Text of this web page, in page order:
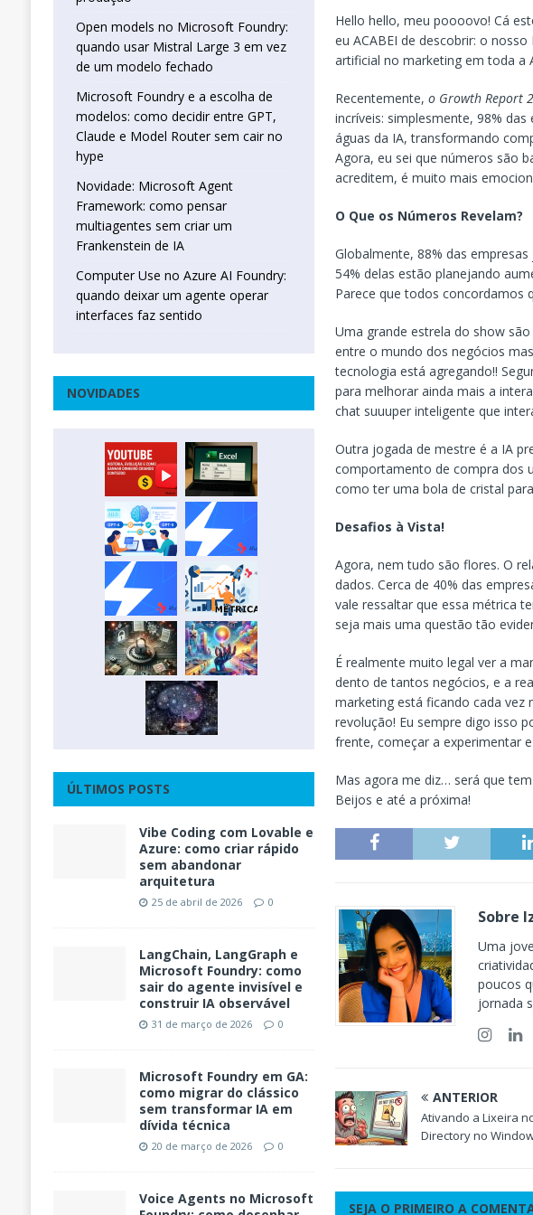
Hello hello, meu poooovo! Cá
eu ACABEI de descobrir: o
artificial no marketing em toda a
Recentemente,o Growth Report
incríveis: simplesmente, 98%
águas da IA, transformando
Agora, eu sei que números são
acreditem, é muito mais
O Que os Números Revelam?
Globalmente, 88% das
54% delas estão planejando
Parece que todos concordamos
Uma grande estrela do show
entre o mundo dos negócios
tecnologia está agregando!!
para melhorar ainda mais a
chat suuuper inteligente que
Outra jogada de mestre é a IA
comportamento de compra dos
como ter uma bola de cristal
Desafios à Vista!
Agora, nem tudo são flores. O
dados. Cerca de 40% das
vale ressaltar que essa métrica
seja mais uma questão tão
É realmente muito legal ver a
dento de tantos negócios, e a
marketing está ficando cada vez
revolução! Eu sempre digo isso
frente, começar a experimentar
Mas agora me diz… será que
Beijos e até a próxima!
Sobre
Uma
poucos
jornada
ANTERIOR
Ativando a Lixeira
Directory no
SEJA O PRIMEIRO A
Open models no Microsoft Foundry:
quando usar Mistral Large 3 em vez
de um modelo fechado
Microsoft Foundry e a escolha de
modelos: como decidir entre GPT,
Claude e Model Router sem cair no
hype
Novidade: Microsoft Agent
Framework: como pensar
multiagentes sem criar um
Frankenstein de IA
Computer Use no Azure AI Foundry:
quando deixar um agente operar
interfaces faz sentido
NOVIDADES
ÚLTIMOS POSTS
Vibe Coding com Lovable e
Azure: como criar rápido
sem abandonar
arquitetura
25 de abril de 2026 0
LangChain, LangGraph e
Microsoft Foundry: como
sair do agente invisível e
construir IA observável
31 de março de 2026 0
Microsoft Foundry em GA:
como migrar do clássico
sem transformar IA em
dívida técnica
20 de março de 2026 0
Voice Agents no Microsoft